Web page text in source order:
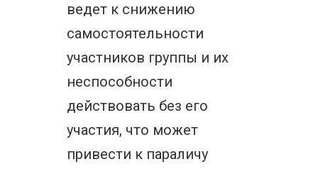
ведет к снижению
самостоятельности
участников группы и их
неспособности
действовать без его
участия, что может
привести к параличу